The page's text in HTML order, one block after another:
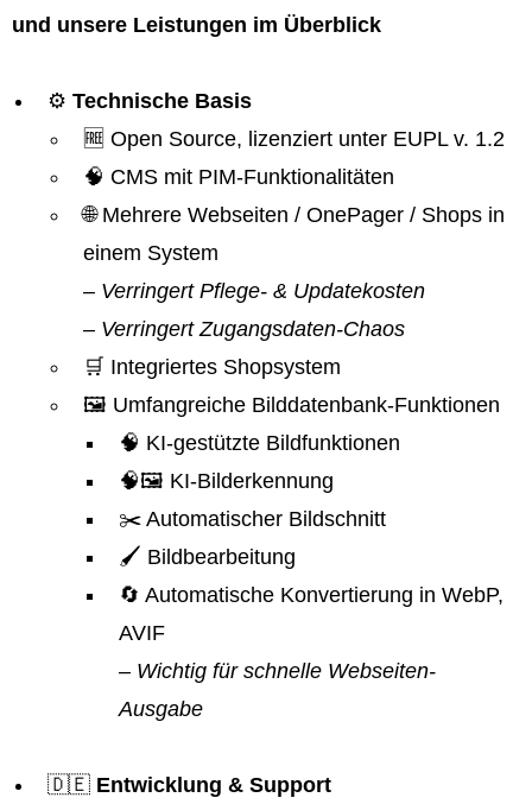
und unsere Leistungen im Überblick
⚙️ Technische Basis
🆓 Open Source, lizenziert unter EUPL v. 1.2
🧠 CMS mit PIM-Funktionalitäten
🌐 Mehrere Webseiten / OnePager / Shops in
einem System
– Verringert Pflege- & Updatekosten
– Verringert Zugangsdaten-Chaos
🛒 Integriertes Shopsystem
🖼️ Umfangreiche Bilddatenbank-Funktionen
🧠 KI-gestützte Bildfunktionen
🧠🖼️ KI-Bilderkennung
✂️ Automatischer Bildschnitt
🖌️ Bildbearbeitung
🔄 Automatische Konvertierung in WebP,
AVIF
– Wichtig für schnelle Webseiten-
Ausgabe
🇩🇪 Entwicklung & Support